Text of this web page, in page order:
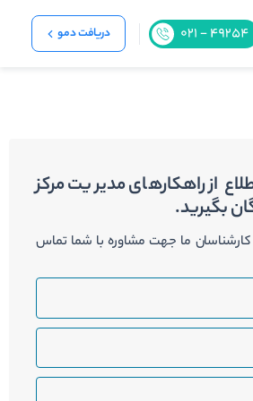
دریافت دمو
از راهکارهای مدیریت مرکز
بگیرید.
کارشناسان ما جهت مشاوره با شما تماس